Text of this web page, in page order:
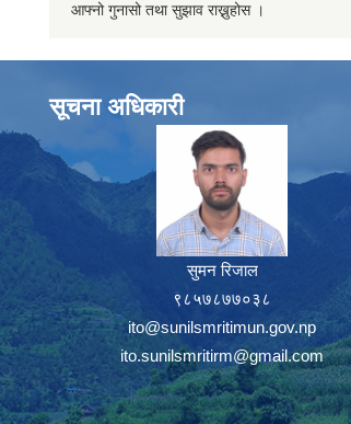
आफ्नो गुनासो तथा सुझाव राख्नुहोस ।
सूचना अधिकारी
सुमन रिजाल
९८५७८७७०३८
ito@sunilsmritimun.gov.np
ito.sunilsmritirm@gmail.com